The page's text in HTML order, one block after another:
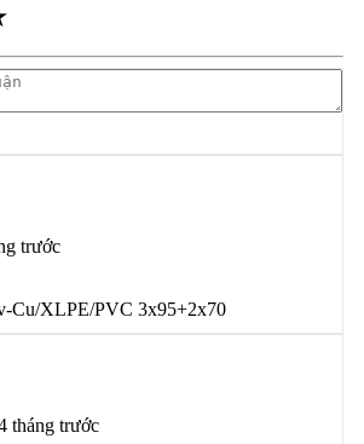
trước
Cu/XLPE/PVC 3x95+2x70
tháng trước